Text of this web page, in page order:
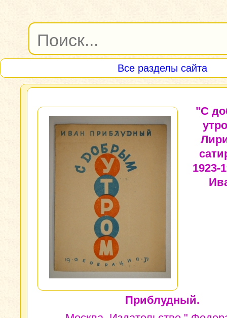
Все разделы сайта
"С
1923-
Приблудный.